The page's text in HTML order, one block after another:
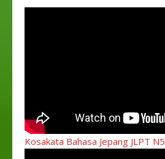
Kosakata Bahasa Jepang JLPT N5